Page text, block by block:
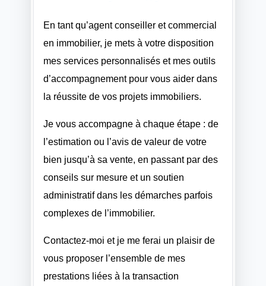
En tant qu’agent conseiller et commercial
en immobilier, je mets à votre disposition
mes services personnalisés et mes outils
d’accompagnement pour vous aider dans
la réussite de vos projets immobiliers.
Je vous accompagne à chaque étape : de
l’estimation ou l’avis de valeur de votre
bien jusqu’à sa vente, en passant par des
conseils sur mesure et un soutien
administratif dans les démarches parfois
complexes de l’immobilier.
Contactez-moi et je me ferai un plaisir de
vous proposer l’ensemble de mes
prestations liées à la transaction